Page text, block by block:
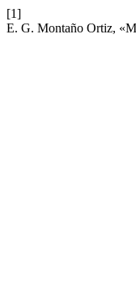
[1]
E. G. Montaño Ortiz,